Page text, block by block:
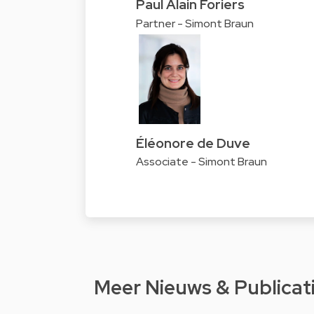
Paul Alain Foriers
Partner - Simont Braun
Éléonore de Duve
Associate - Simont Braun
Meer Nieuws &